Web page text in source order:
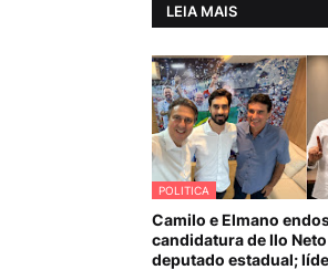
LEIA MAIS
POLITICA
Camilo e Elmano
candidatura de Ilo
deputado estadual;